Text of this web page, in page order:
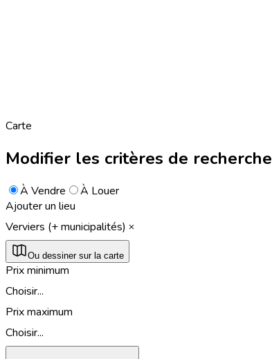
Carte
Modifier les critères de recherche
À Vendre
À Louer
Ajouter un lieu
Verviers (+ municipalités)
Ou dessiner sur la carte
Prix minimum
Choisir...
Prix maximum
Choisir...